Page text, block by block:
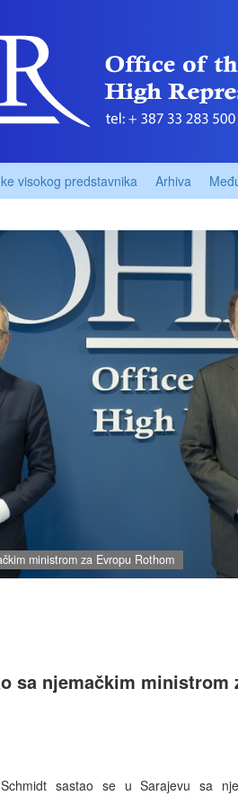
visokog predstavnika Arhiva
ministrom za Evropu Rothom
sa njemačkim ministrom
sastao se u Sarajevu sa